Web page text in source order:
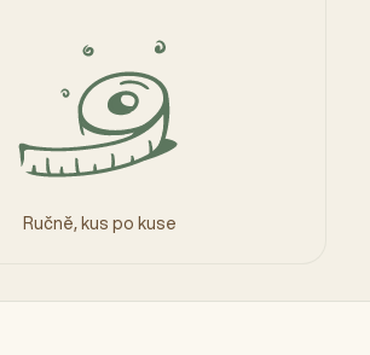
Ručně, kus po kuse